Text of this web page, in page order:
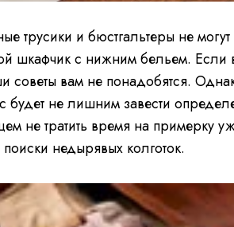
трусики и бюстгальтеры не
шкафчик с нижним бельем. Если
вам не понадобятся.
будет не лишним завести
не тратить время на примерку
недырявых колготок.